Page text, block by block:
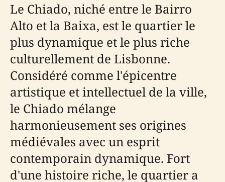
Le Chiado, niché entre le Bairro
Alto et la Baixa, est le quartier le
plus dynamique et le plus riche
culturellement de Lisbonne.
Considéré comme l'épicentre
artistique et intellectuel de la ville,
le Chiado mélange
harmonieusement ses origines
médiévales avec un esprit
contemporain dynamique. Fort
d'une histoire riche, le quartier a